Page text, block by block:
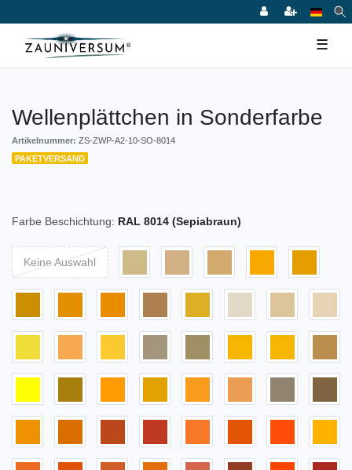
☰
Wellenplättchen in Sonderfarbe
Artikelnummer: ZS-ZWP-A2-10-SO-8014
PAKETVERSAND
Farbe Beschichtung: RAL 8014 (Sepiabraun)
Keine Auswahl